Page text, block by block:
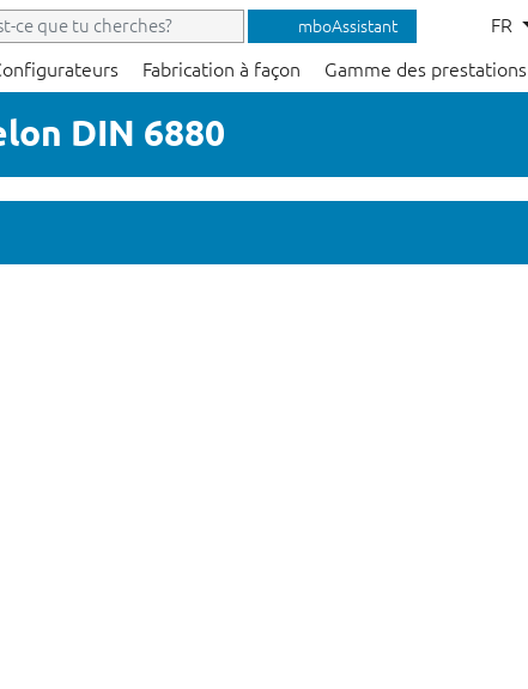
mboAssistant FR
Fabrication à façon Gamme des prestations
DIN 6880